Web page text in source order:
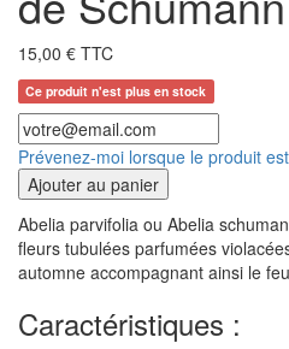
15,00 € TTC
Ce produit n'est plus en stock
Prévenez-moi lorsque le produit
Ajouter au panier
Abelia parvifolia ou Abelia
fleurs tubulées parfumées
automne accompagnant ainsi le
Caractéristiques :